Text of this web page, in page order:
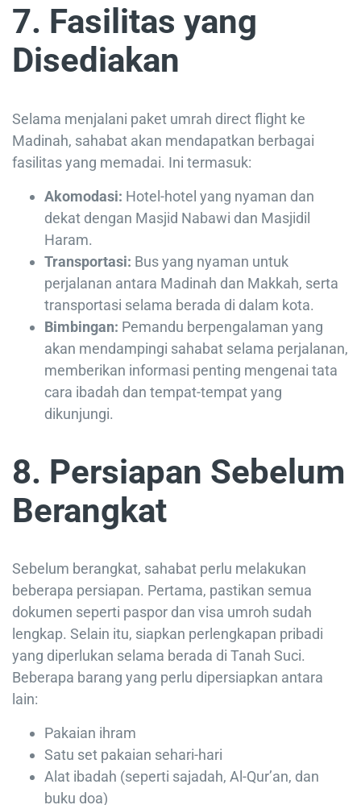
7. Fasilitas yang
Disediakan
Selama menjalani paket umrah direct flight ke
Madinah, sahabat akan mendapatkan berbagai
fasilitas yang memadai. Ini termasuk:
Akomodasi: Hotel-hotel yang nyaman dan
dekat dengan Masjid Nabawi dan Masjidil
Haram.
Transportasi: Bus yang nyaman untuk
perjalanan antara Madinah dan Makkah, serta
transportasi selama berada di dalam kota.
Bimbingan: Pemandu berpengalaman yang
akan mendampingi sahabat selama perjalanan,
memberikan informasi penting mengenai tata
cara ibadah dan tempat-tempat yang
dikunjungi.
8. Persiapan Sebelum
Berangkat
Sebelum berangkat, sahabat perlu melakukan
beberapa persiapan. Pertama, pastikan semua
dokumen seperti paspor dan visa umroh sudah
lengkap. Selain itu, siapkan perlengkapan pribadi
yang diperlukan selama berada di Tanah Suci.
Beberapa barang yang perlu dipersiapkan antara
lain:
Pakaian ihram
Satu set pakaian sehari-hari
Alat ibadah (seperti sajadah, Al-Qur’an, dan
buku doa)